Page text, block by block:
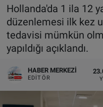
Hollanda'da 1 ila 12
düzenlemesi ilk kez
tedavisi mümkün
yapıldığı açıklandı.
HABER MERKEZI
EDITÖR
AVUSTURYA
SAĞLIK - YAŞAM
BİLİM-TEKNOLOJİ
DÜNYA
BİLİM-TEKNOLOJİ
SAĞLIK
FOTO GALERİ
Tüm Manşetler
Son Dakika
Haber Arşivi